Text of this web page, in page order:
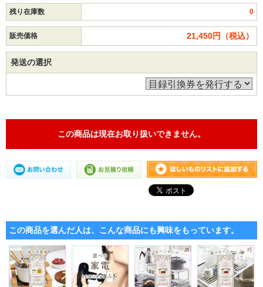
残り在庫数 0
販売価格 21,450円（税込）
発送の選択
この商品は現在お取り扱いできません。
この商品を選んだ人は、こんな商品にも興味をもっています。